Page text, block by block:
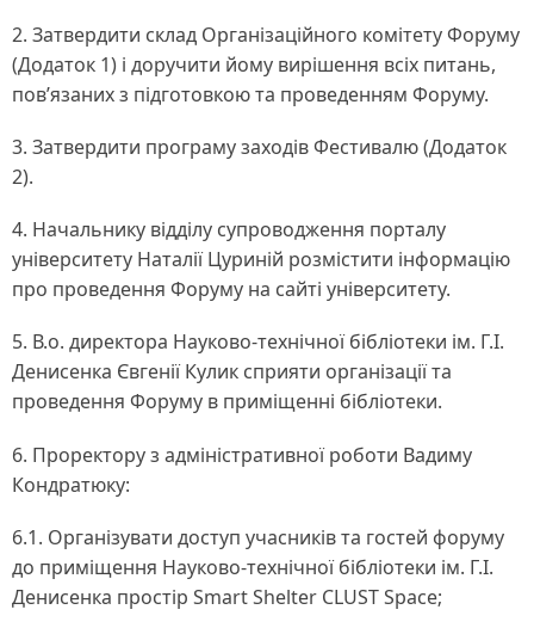
2. Затвердити склад Організаційного комітету Форуму
(Додаток 1) і доручити йому вирішення всіх питань,
пов’язаних з підготовкою та проведенням Форуму.
3. Затвердити програму заходів Фестивалю (Додаток
2).
4. Начальнику відділу супроводження порталу
університету Наталії Цуриній розмістити інформацію
про проведення Форуму на сайті університету.
5. В.о. директора Науково-технічної бібліотеки ім. Г.І.
Денисенка Євгенії Кулик сприяти організації та
проведення Форуму в приміщенні бібліотеки.
6. Проректору з адміністративної роботи Вадиму
Кондратюку:
6.1. Організувати доступ учасників та гостей форуму
до приміщення Науково-технічної бібліотеки ім. Г.І.
Денисенка простір Smart Shelter CLUST Space;